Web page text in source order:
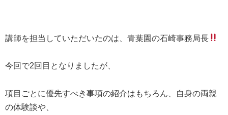
講師を担当していただいたのは、青葉園の石崎事務局長
今回で2回目となりましたが、
項目ごとに優先すべき事項の紹介はもちろん、自身の両親
の体験談や、